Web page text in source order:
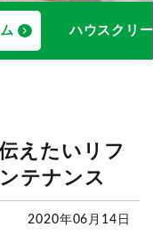
ハウスクリー
えたいリフ
テナンス
2020年06月14日